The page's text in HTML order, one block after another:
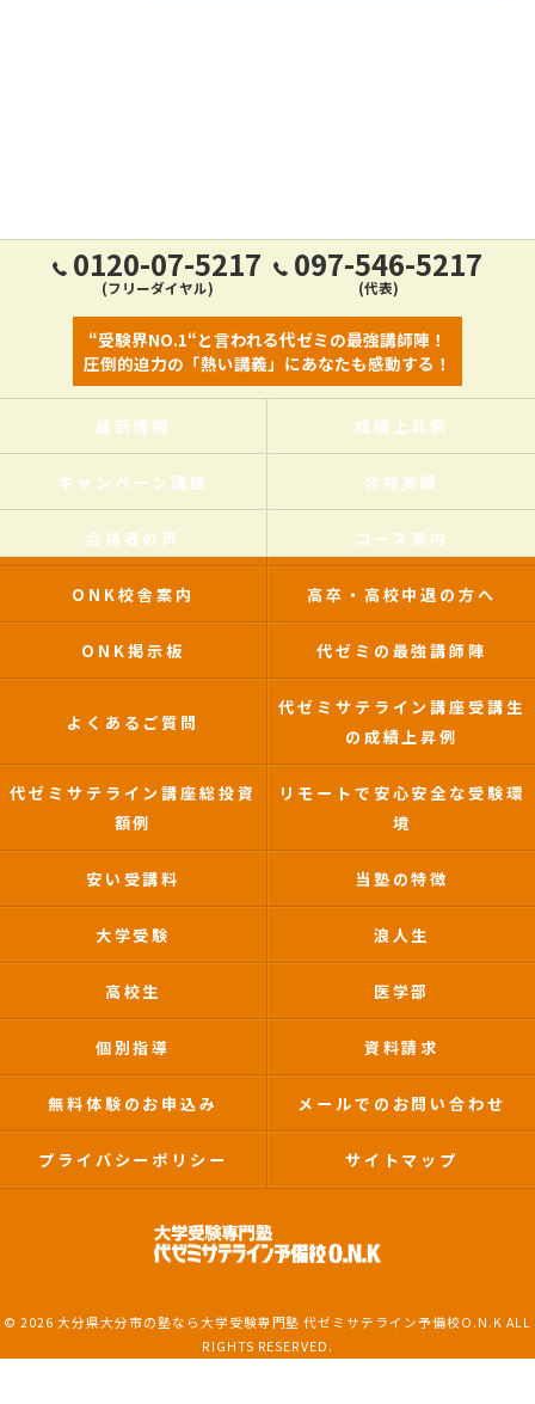
0120-07-5217
(フリーダイヤル)
097-546-5217
(代表)
“受験界NO.1“と言われる代ゼミの最強講師陣！
圧倒的迫力の「熱い講義」にあなたも感動する！
最新情報 成績上昇例
キャンペーン講座 合格実績
合格者の声 コース案内
ONK校舎案内 高卒・高校中退の方へ
ONK掲示板 代ゼミの最強講師陣
よくあるご質問
代ゼミサテライン講座受講生
の成績上昇例
代ゼミサテライン講座総投資
額例
リモートで安心安全な受験環
境
安い受講料 当塾の特徴
大学受験 浪人生
高校生 医学部
個別指導 資料請求
無料体験のお申込み メールでのお問い合わせ
プライバシーポリシー サイトマップ
© 2026 大分県大分市の塾なら大学受験専門塾 代ゼミサテライン予備校O.N.K ALL
RIGHTS RESERVED.